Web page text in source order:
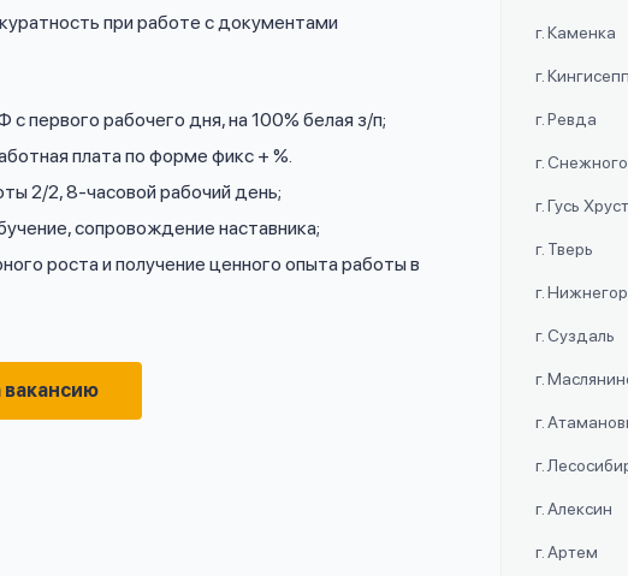
при работе с документами
первого рабочего дня, на 100% белая з/п;
плата по форме фикс + %.
2/2, 8-часовой рабочий день;
сопровождение наставника;
роста и получение ценного опыта работы в
вакансию
г. Каменка
г. Кингисепп
г. Ревда
г.
г. Гусь
г. Тверь
г.
г. Суздаль
г.
г.
г.
г. Алексин
г. Артем